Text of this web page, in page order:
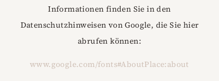
Informationen finden Sie in den
Datenschutzhinweisen von Google, die Sie hier
abrufen können:
www.google.com/fonts#AboutPlace:about